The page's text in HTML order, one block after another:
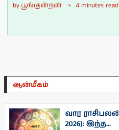
by பூங்குன்றன் 4 minutes read
ஆன்மீகம்
வார
2026): இந்த...